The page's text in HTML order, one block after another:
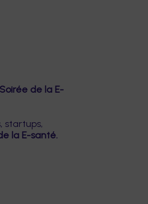
Soirée de la E-
startups,
la E-santé.